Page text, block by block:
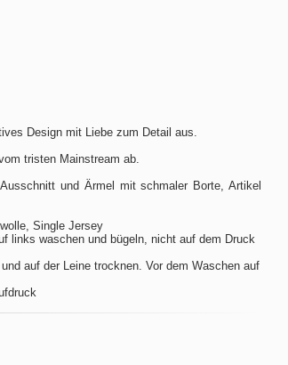
Design mit Liebe zum Detail aus.
tristen Mainstream ab.
und Ärmel mit schmaler Borte, Artikel
Single Jersey
links waschen und bügeln, nicht auf dem Druck
auf der Leine trocknen. Vor dem Waschen auf